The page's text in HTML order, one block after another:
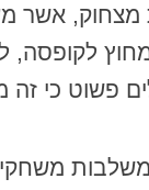
מצחוק, אשר
לקופסה,
פשוט כי זה
משלבות